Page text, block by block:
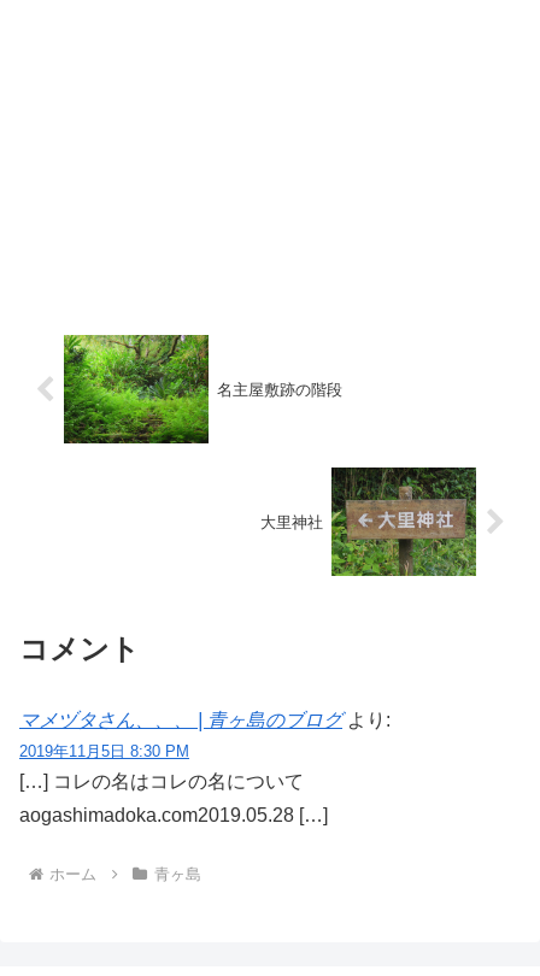
名主屋敷跡の階段
大里神社
コメント
マメヅタさん、、、 | 青ヶ島のブログ より:
2019年11月5日 8:30 PM
[…] コレの名はコレの名について
aogashimadoka.com2019.05.28 […]
ホーム 青ヶ島